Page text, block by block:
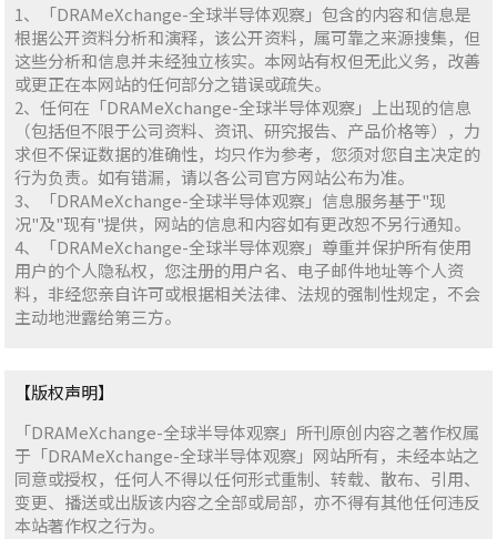
1、「DRAMeXchange-全球半导体观察」包含的内容和信息是
根据公开资料分析和演释，该公开资料，属可靠之来源搜集，但
这些分析和信息并未经独立核实。本网站有权但无此义务，改善
或更正在本网站的任何部分之错误或疏失。
2、任何在「DRAMeXchange-全球半导体观察」上出现的信息
（包括但不限于公司资料、资讯、研究报告、产品价格等），力
求但不保证数据的准确性，均只作为参考，您须对您自主决定的
行为负责。如有错漏，请以各公司官方网站公布为准。
3、「DRAMeXchange-全球半导体观察」信息服务基于"现
况"及"现有"提供，网站的信息和内容如有更改恕不另行通知。
4、「DRAMeXchange-全球半导体观察」尊重并保护所有使用
用户的个人隐私权，您注册的用户名、电子邮件地址等个人资
料，非经您亲自许可或根据相关法律、法规的强制性规定，不会
主动地泄露给第三方。
【版权声明】
「DRAMeXchange-全球半导体观察」所刊原创内容之著作权属
于「DRAMeXchange-全球半导体观察」网站所有，未经本站之
同意或授权，任何人不得以任何形式重制、转载、散布、引用、
变更、播送或出版该内容之全部或局部，亦不得有其他任何违反
本站著作权之行为。